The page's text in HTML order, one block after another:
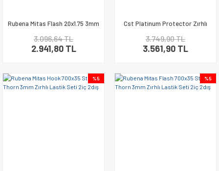
Rubena Mitas Flash 20x1.75 3mm
3.096,64 TL
2.941,80 TL
Cst Platinum Protector Zırhlı
3.749,90 TL
3.561,90 TL
%5 %5